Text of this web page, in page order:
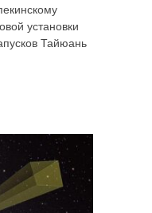
установки
Тайюань